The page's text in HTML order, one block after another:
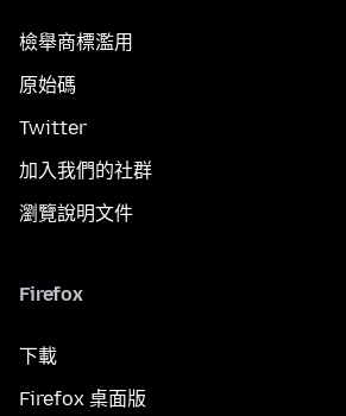
檢舉商標濫用
原始碼
Twitter
加入我們的社群
瀏覽說明文件
Firefox
下載
Firefox 桌面版